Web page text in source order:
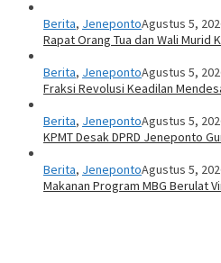
Berita, JenepontoAgustus 5,
Rapat Orang Tua dan Wali Murid
Berita, JenepontoAgustus 5,
Fraksi Revolusi Keadilan
Berita, JenepontoAgustus 5,
KPMT Desak DPRD Jeneponto
Berita, JenepontoAgustus 5,
Makanan Program MBG Berulat